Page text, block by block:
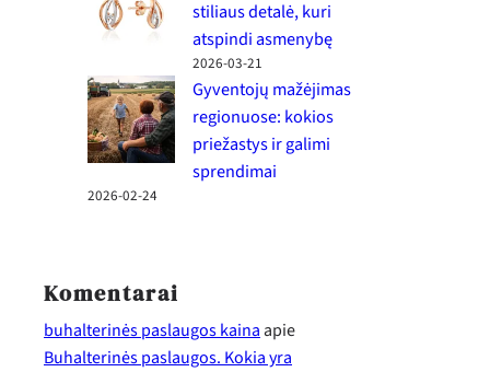
stiliaus detalė, kuri
atspindi asmenybę
2026-03-21
Gyventojų mažėjimas
regionuose: kokios
priežastys ir galimi
sprendimai
2026-02-24
Komentarai
buhalterinės paslaugos kainaapie
Buhalterinės paslaugos. Kokia yra